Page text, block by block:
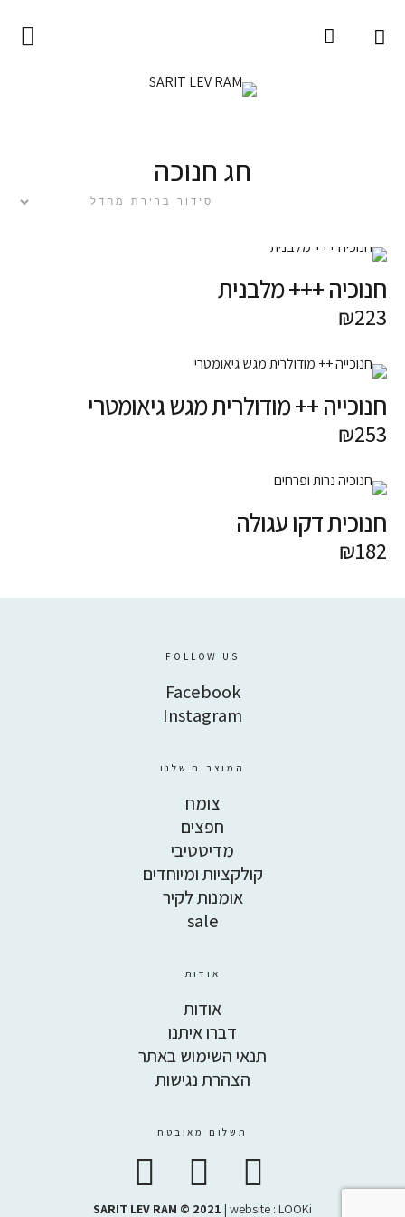
עמוד הבית
המוצריםחג חנוכה
חנוכיה +++ מלבנית
₪223
חנוכייה ++ מודולרית מגש גיאומטרי
₪253
חנוכית דקו עגולה
₪182
FOLLOW US
Facebook
Instagram
המוצרים שלנו
צומח
חפצים
מדיטטיבי
קולקציות ומיוחדים
אומנות לקיר
sale
אודות
אודות
דברו איתנו
תנאי השימוש באתר
הצהרת נגישות
תשלום מאובטח
SARIT LEV RAM © 2021 | website : LOOKi